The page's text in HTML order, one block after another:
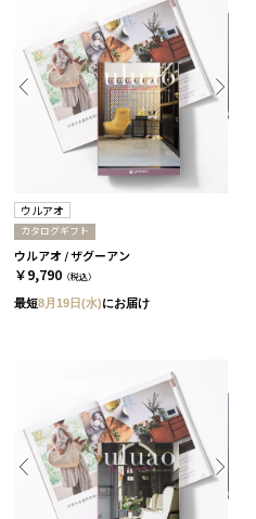
ウルアオ
カタログギフト
ウルアオ / ザグーアン
￥9,790 （税込）
最短8月19日(水)にお届け